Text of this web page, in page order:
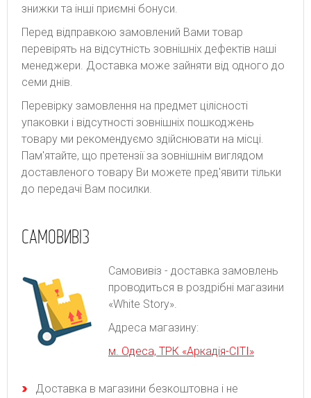
знижки та інші приємні бонуси.
Перед відправкою замовлений Вами товар
перевірять на відсутність зовнішніх дефектів наші
менеджери. Доставка може зайняти від одного до
семи днів.
Перевірку замовлення на предмет цілісності
упаковки і відсутності зовнішніх пошкоджень
товару ми рекомендуємо здійснювати на місці.
Пам'ятайте, що претензії за зовнішнім виглядом
доставленого товару Ви можете пред'явити тільки
до передачі Вам посилки.
САМОВИВІЗ
Самовивіз - доставка замовлень
проводиться в роздрібні магазини
«White Story».
Адреса магазину:
м. Одеса, ТРК «Аркадія-СІТІ»
Доставка в магазини безкоштовна і не